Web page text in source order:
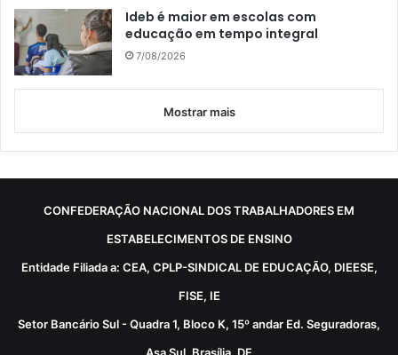
Ideb é maior em escolas com
educação em tempo integral
7/08/2026
Mostrar mais
CONFEDERAÇÃO NACIONAL DOS TRABALHADORES EM
ESTABELECIMENTOS DE ENSINO
Entidade Filiada a: CEA, CPLP-SINDICAL DE EDUCAÇÃO, DIEESE,
FISE, IE
Setor Bancário Sul - Quadra 1, Bloco K, 15º andar Ed. Seguradoras,